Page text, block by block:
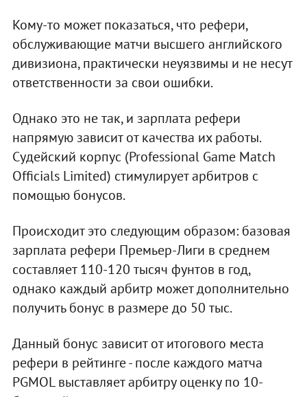
Кому-то может показаться, что рефери,
обслуживающие матчи высшего английского
дивизиона, практически неуязвимы и не несут
ответственности за свои ошибки.
Однако это не так, и зарплата рефери
напрямую зависит от качества их работы.
Судейский корпус (Professional Game Match
Officials Limited) стимулирует арбитров с
помощью бонусов.
Происходит это следующим образом: базовая
зарплата рефери Премьер-Лиги в среднем
составляет 110-120 тысяч фунтов в год,
однако каждый арбитр может дополнительно
получить бонус в размере до 50 тыс.
Данный бонус зависит от итогового места
рефери в рейтинге - после каждого матча
PGMOL выставляет арбитру оценку по 10-